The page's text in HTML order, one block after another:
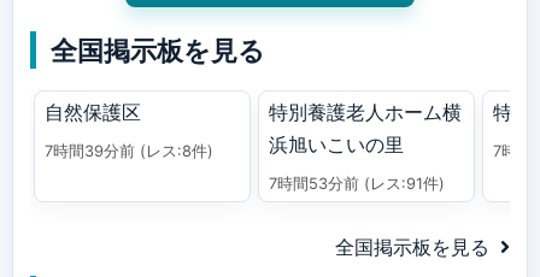
全国掲示板を見る
自然保護区
7時間39分前 (レス:8件)
特別養護老人ホーム横
浜旭いこいの里
7時間53分前 (レス:91件)
特養
7時間
全国掲示板を見る